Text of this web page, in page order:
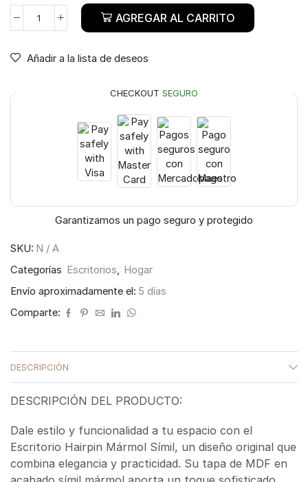
AGREGAR AL CARRITO
Añadir a la lista de deseos
CHECKOUT SEGURO
Garantizamos un pago seguro y protegido
SKU: N / A
Categorías Escritorios, Hogar
Envío aproximadamente el: 5 días
Comparte:
DESCRIPCIÓN
DESCRIPCIÓN DEL PRODUCTO:
Dale estilo y funcionalidad a tu espacio con el
Escritorio Hairpin Mármol Símil, un diseño original que
combina elegancia y practicidad. Su tapa de MDF en